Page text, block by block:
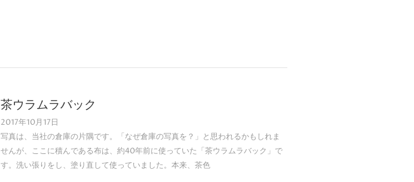
茶ウラムラバック
2017年10月17日
写真は、当社の倉庫の片隅です。「なぜ倉庫の写真を？」と思われるかもしれま
せんが、ここに積んである布は、約40年前に使っていた「茶ウラムラバック」で
す。洗い張りをし、塗り直して使っていました。本来、茶色